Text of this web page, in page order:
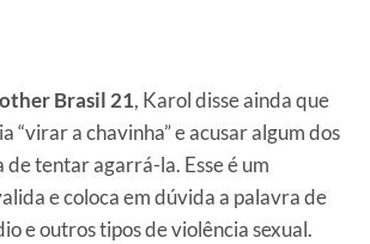
Brasil 21, Karol disse ainda que
“virar a chavinha” e acusar algum dos
de tentar agarrá-la. Esse é um
e coloca em dúvida a palavra de
e outros tipos de violência sexual.